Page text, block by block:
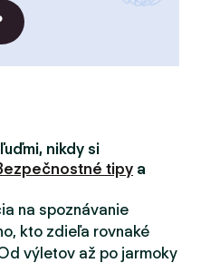
nikdy si
tipy a
na spoznávanie
kto zdieľa rovnaké
výletov až po jarmoky